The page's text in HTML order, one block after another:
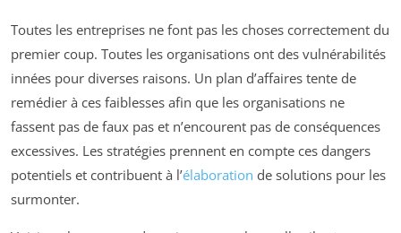
Toutes les entreprises ne font pas les choses correctement du
premier coup. Toutes les organisations ont des vulnérabilités
innées pour diverses raisons. Un plan d’affaires tente de
remédier à ces faiblesses afin que les organisations ne
fassent pas de faux pas et n’encourent pas de conséquences
excessives. Les stratégies prennent en compte ces dangers
potentiels et contribuent à l’élaboration de solutions pour les
surmonter.